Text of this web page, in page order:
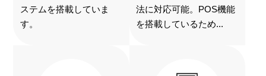
ステムを搭載していま
す。
法に対応可能。POS機能
を搭載しているため...